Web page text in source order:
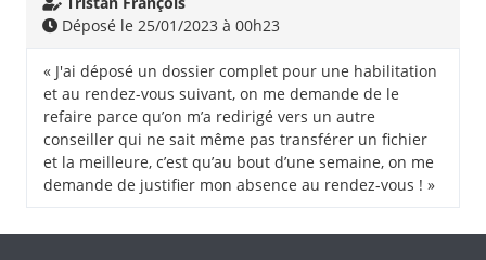
Déposé le 25/01/2023 à 00h23
« J'ai déposé un dossier complet pour une habilitation
et au rendez-vous suivant, on me demande de le
refaire parce qu’on m’a redirigé vers un autre
conseiller qui ne sait même pas transférer un fichier
et la meilleure, c’est qu’au bout d’une semaine, on me
demande de justifier mon absence au rendez-vous ! »